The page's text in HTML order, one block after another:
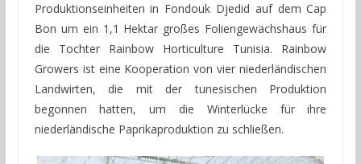
Produktionseinheiten in Fondouk Djedid auf dem Cap
Bon um ein 1,1 Hektar großes Foliengewächshaus für
die Tochter Rainbow Horticulture Tunisia. Rainbow
Growers ist eine Kooperation von vier niederländischen
Landwirten, die mit der tunesischen Produktion
begonnen hatten, um die Winterlücke für ihre
niederländische Paprikaproduktion zu schließen.